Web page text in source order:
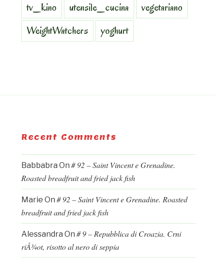
tv_kino
utensile_cucina
vegetariano
WeightWatchers
yoghurt
Recent Comments
Babbabra On # 92 – Saint Vincent e Grenadine.
Roasted breadfruit and fried jack fish
Marie On # 92 – Saint Vincent e Grenadine. Roasted
breadfruit and fried jack fish
Alessandra On # 9 – Repubblica di Croazia. Crni
riÅ¾ot, risotto al nero di seppia